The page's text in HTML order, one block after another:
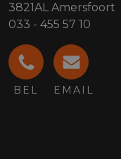
3821AL Amersfoort
033 - 455 57 10
BEL EMAIL